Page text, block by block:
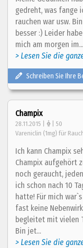
gedreht, was fange
rauchen war usw.
besser :) Leider
mich am morgen im...
> Lesen Sie die
Schreiben Sie Ihre
Champix
28.11.2015 | | 50
Vareniclin (1mg) für
Ich kann Champix
Champix aufgehört
noch geraucht,
ich schon nach 10
hatte! Für mich
fast keine
begleitet mit vielen
Bin jet...
> Lesen Sie die